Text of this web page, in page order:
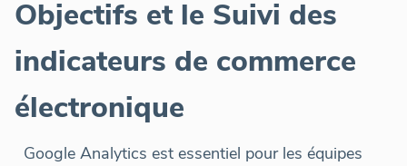
Objectifs et le Suivi des
indicateurs de commerce
électronique
Google Analytics est essentiel pour les équipes